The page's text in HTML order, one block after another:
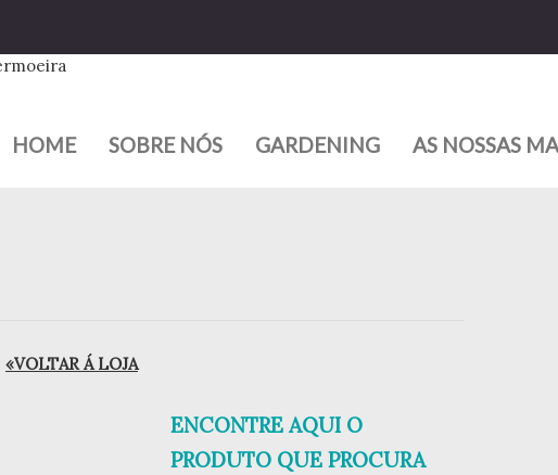
HOME SOBRE NÓS GARDENING AS NOSSAS
«VOLTAR Á LOJA
ENCONTRE AQUI O
PRODUTO QUE PROCURA